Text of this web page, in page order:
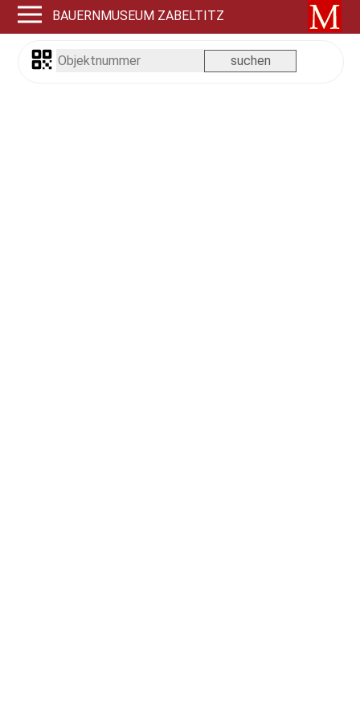
BAUERNMUSEUM ZABELTITZ